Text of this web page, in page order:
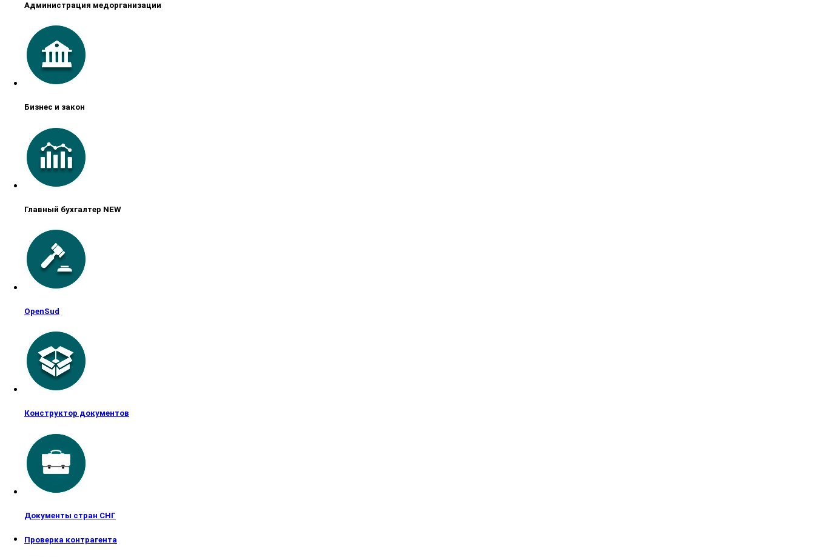
Администрация медорганизации
Бизнес и закон
Главный бухгалтер NEW
OpenSud
Конструктор документов
Документы стран СНГ
Проверка контрагента